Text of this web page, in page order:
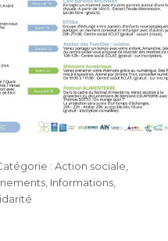
Catégories
Action sociale
, Informations,